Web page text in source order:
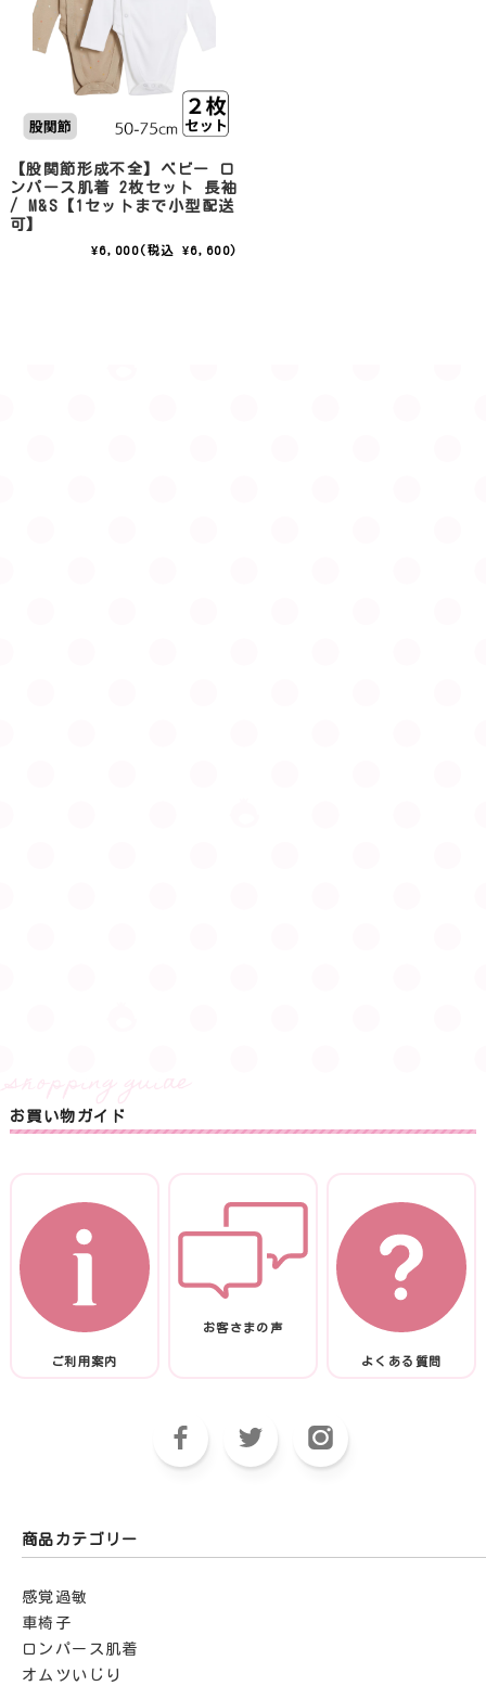
【股関節形成不全】ベビー ロ
ンパース肌着 2枚セット 長袖
/ M&S【1セットまで小型配送
可】
¥6,000(税込 ¥6,600)
お買い物ガイド
ご利用案内
お客さまの声
よくある質問
商品カテゴリー
感覚過敏
車椅子
ロンパース肌着
オムツいじり